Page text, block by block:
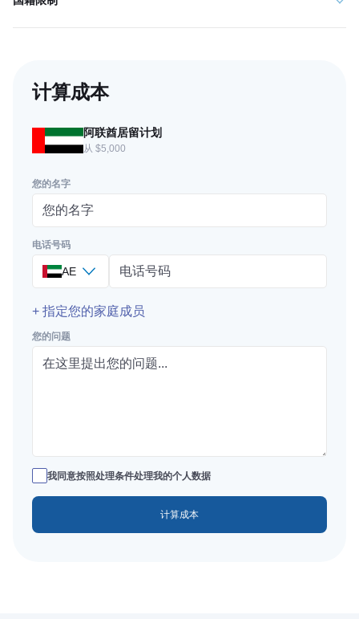
计算成本
阿联酋居留计划
从 $5,000
您的名字
电话号码
AE
+ 指定您的家庭成员
您的问题
我同意按照处理条件处理我的个人数据